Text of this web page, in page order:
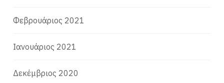
Φεβρουάριος 2021
Ιανουάριος 2021
Δεκέμβριος 2020